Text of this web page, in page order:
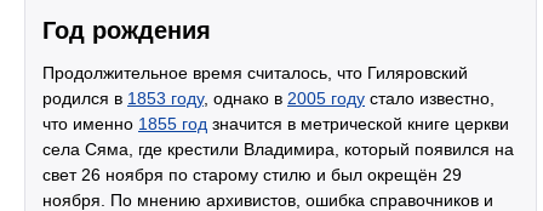
Год рождения
Продолжительное время считалось, что Гиляровский
родился в 1853 году, однако в 2005 году стало известно,
что именно 1855 год значится в метрической книге церкви
села Сяма, где крестили Владимира, который появился на
свет 26 ноября по старому стилю и был окрещён 29
ноября. По мнению архивистов, ошибка справочников и